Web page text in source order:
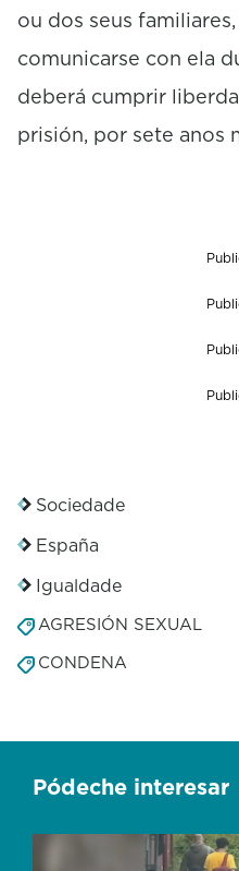
ou dos seus
comunicarse con ela
deberá cumprir
prisión, por sete anos
Sociedade
España
Igualdade
AGRESIÓN SEXUAL
CONDENA
Pódeche interesar